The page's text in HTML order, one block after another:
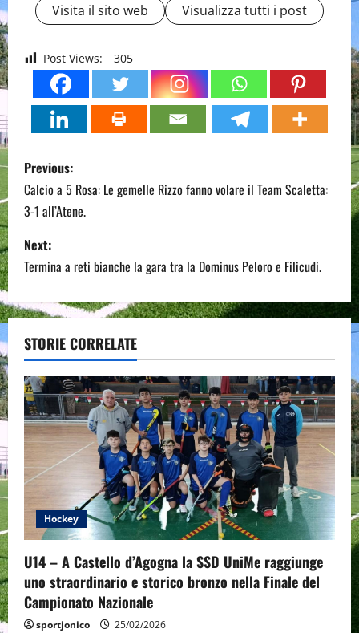
Visita il sito web Visualizza tutti i post
Post Views: 305
P
o
s
t
n
a
v
i
g
a
t
i
o
n
Previous:
Calcio a 5 Rosa: Le gemelle Rizzo fanno volare il Team Scaletta:
3-1 all’Atene.
Next:
Termina a reti bianche la gara tra la Dominus Peloro e Filicudi.
STORIE CORRELATE
Hockey
U14 – A Castello d’Agogna la SSD UniMe raggiunge
uno straordinario e storico bronzo nella Finale del
Campionato Nazionale
sportjonico 25/02/2026